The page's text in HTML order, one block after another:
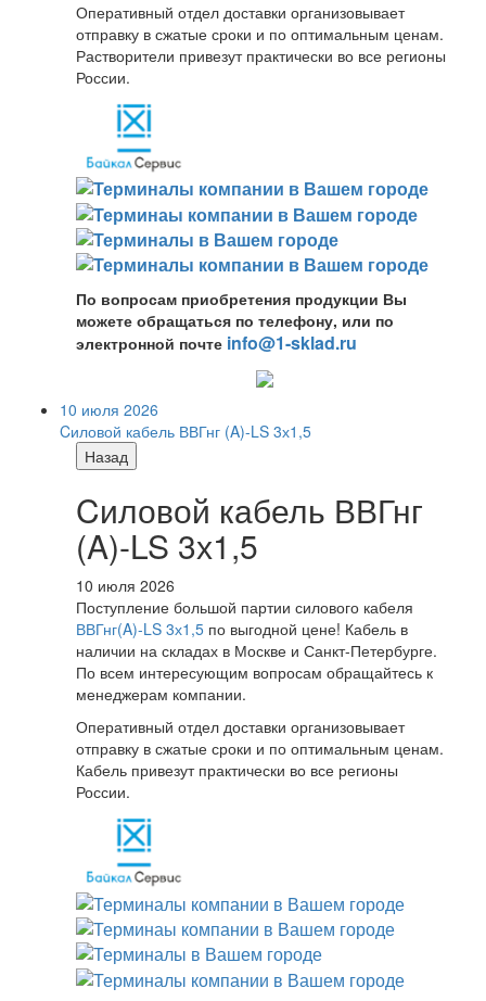
Оперативный отдел доставки организовывает
отправку в сжатые сроки и по оптимальным ценам.
Растворители привезут практически во все регионы
России.
По вопросам приобретения продукции Вы
можете обращаться по телефону, или по
электронной почте info@1-sklad.ru
10 июля 2026
Cиловой кабель ВВГнг (A)-LS 3х1,5
Назад
Cиловой кабель ВВГнг
(A)-LS 3х1,5
10 июля 2026
Поступление большой партии силового кабеля
ВВГнг(A)-LS 3х1,5 по выгодной цене! Кабель в
наличии на складах в Москве и Санкт-Петербурге.
По всем интересующим вопросам обращайтесь к
менеджерам компании.
Оперативный отдел доставки организовывает
отправку в сжатые сроки и по оптимальным ценам.
Кабель привезут практически во все регионы
России.